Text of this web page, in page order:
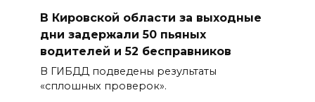
В Кировской области за выходные
дни задержали 50 пьяных
водителей и 52 бесправников
В ГИБДД подведены результаты
«сплошных проверок».